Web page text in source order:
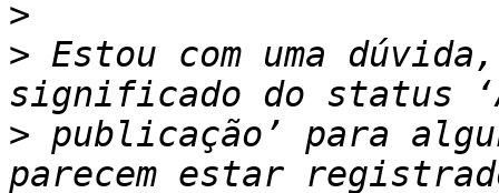
>
> Estou com uma
> publicação’ para